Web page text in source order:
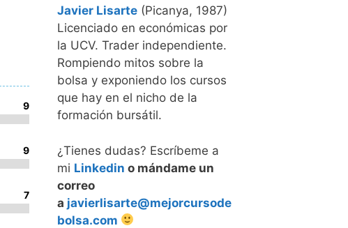
9
9
7
Javier Lisarte (Picanya, 1987)
Licenciado en económicas por
la UCV. Trader independiente.
Rompiendo mitos sobre la
bolsa y exponiendo los cursos
que hay en el nicho de la
formación bursátil.
¿Tienes dudas? Escríbeme a
mi Linkedin o mándame un
correo
a javierlisarte@mejorcursode
bolsa.com